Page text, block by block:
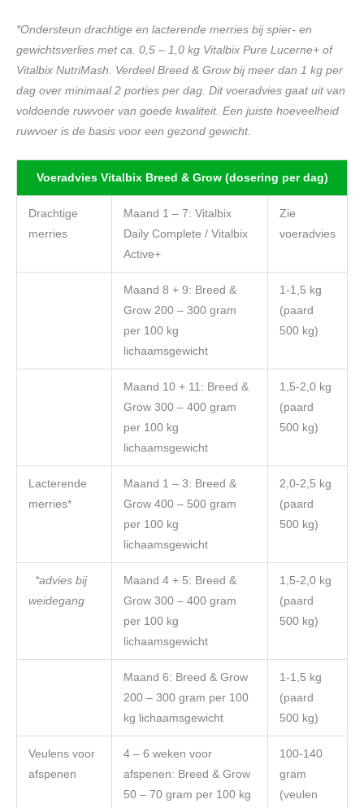
*Ondersteun drachtige en lacterende merries bij spier- en
gewichtsverlies met ca. 0,5 – 1,0 kg Vitalbix Pure Lucerne+ of
Vitalbix NutriMash. Verdeel Breed & Grow bij meer dan 1 kg per
dag over minimaal 2 porties per dag. Dit voeradvies gaat uit van
voldoende ruwvoer van goede kwaliteit. Een juiste hoeveelheid
ruwvoer is de basis voor een gezond gewicht.
Voeradvies Vitalbix Breed & Grow (dosering per dag)
Drachtige
merries
Maand 1 – 7: Vitalbix
Daily Complete / Vitalbix
Active+
Zie
voeradvies
Maand 8 + 9: Breed &
Grow 200 – 300 gram
per 100 kg
lichaamsgewicht
1-1,5 kg
(paard
500 kg)
Maand 10 + 11: Breed &
Grow 300 – 400 gram
per 100 kg
lichaamsgewicht
1,5-2,0 kg
(paard
500 kg)
Lacterende
merries*
Maand 1 – 3: Breed &
Grow 400 – 500 gram
per 100 kg
lichaamsgewicht
2,0-2,5 kg
(paard
500 kg)
*advies bij
weidegang
Maand 4 + 5: Breed &
Grow 300 – 400 gram
per 100 kg
lichaamsgewicht
1,5-2,0 kg
(paard
500 kg)
Maand 6: Breed & Grow
200 – 300 gram per 100
kg lichaamsgewicht
1-1,5 kg
(paard
500 kg)
Veulens voor
afspenen
4 – 6 weken voor
afspenen: Breed & Grow
50 – 70 gram per 100 kg
100-140
gram
(veulen